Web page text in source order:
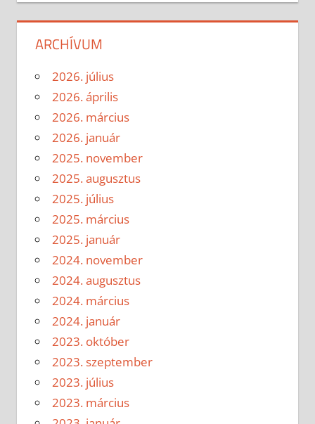
ARCHÍVUM
2026. július
2026. április
2026. március
2026. január
2025. november
2025. augusztus
2025. július
2025. március
2025. január
2024. november
2024. augusztus
2024. március
2024. január
2023. október
2023. szeptember
2023. július
2023. március